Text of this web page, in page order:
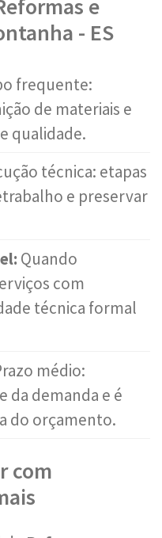
e
- ES
frequente:
de materiais e
qualidade.
técnica: etapas
e preservar
Quando
com
técnica formal
médio:
da demanda e é
do orçamento.
com